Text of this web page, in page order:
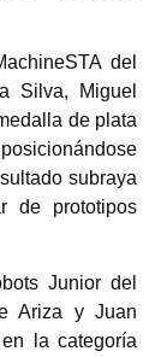
del
Silva, Miguel
de plata
subraya
de prototipos
Junior del
Ariza y Juan
la categoría